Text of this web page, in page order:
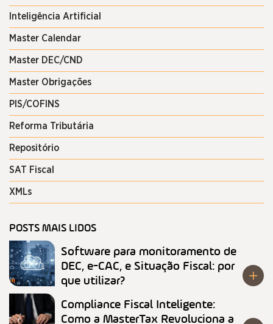
Inteligência Artificial
Master Calendar
Master DEC/CND
Master Obrigações
PIS/COFINS
Reforma Tributária
Repositório
SAT Fiscal
XMLs
POSTS MAIS LIDOS
Software para monitoramento de
DEC, e-CAC, e Situação Fiscal: por
que utilizar?
Compliance Fiscal Inteligente:
Como a MasterTax Revoluciona a